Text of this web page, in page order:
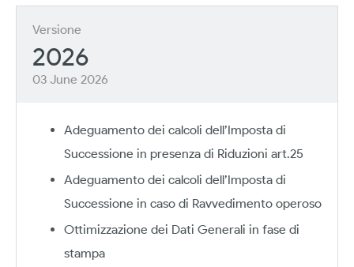
Versione
2026
03 June 2026
Adeguamento dei calcoli dell’Imposta di
Successione in presenza di Riduzioni art.25
Adeguamento dei calcoli dell’Imposta di
Successione in caso di Ravvedimento operoso
Ottimizzazione dei Dati Generali in fase di
stampa